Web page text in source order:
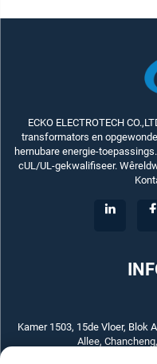
ECKO ELECTROTECH
transformators en
hernubare energie-
cUL/UL-gekwalifiseer.
Kamer 1503, 15de Vloer, Blok
Allee,